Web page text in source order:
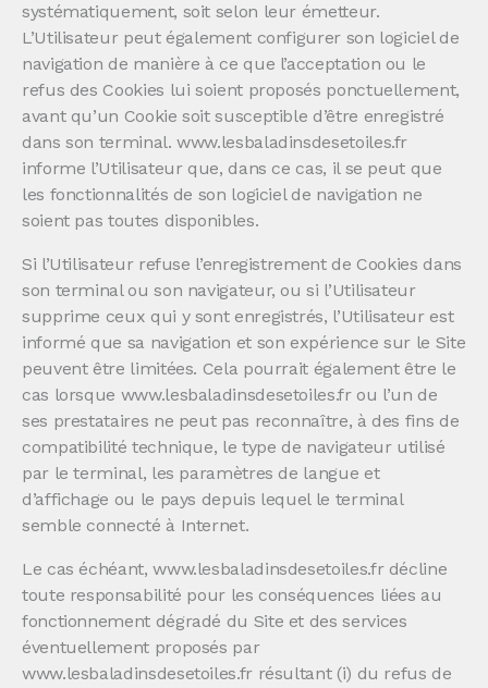
systématiquement, soit selon leur émetteur.
L’Utilisateur peut également configurer son logiciel de
navigation de manière à ce que l’acceptation ou le
refus des Cookies lui soient proposés ponctuellement,
avant qu’un Cookie soit susceptible d’être enregistré
dans son terminal. www.lesbaladinsdesetoiles.fr
informe l’Utilisateur que, dans ce cas, il se peut que
les fonctionnalités de son logiciel de navigation ne
soient pas toutes disponibles.
Si l’Utilisateur refuse l’enregistrement de Cookies dans
son terminal ou son navigateur, ou si l’Utilisateur
supprime ceux qui y sont enregistrés, l’Utilisateur est
informé que sa navigation et son expérience sur le Site
peuvent être limitées. Cela pourrait également être le
cas lorsque www.lesbaladinsdesetoiles.fr ou l’un de
ses prestataires ne peut pas reconnaître, à des fins de
compatibilité technique, le type de navigateur utilisé
par le terminal, les paramètres de langue et
d’affichage ou le pays depuis lequel le terminal
semble connecté à Internet.
Le cas échéant, www.lesbaladinsdesetoiles.fr décline
toute responsabilité pour les conséquences liées au
fonctionnement dégradé du Site et des services
éventuellement proposés par
www.lesbaladinsdesetoiles.fr résultant (i) du refus de